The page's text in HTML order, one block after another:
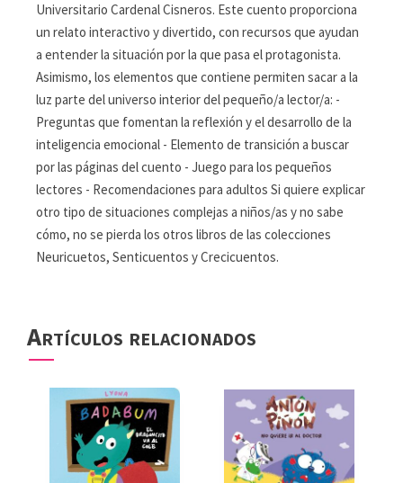
Universitario Cardenal Cisneros. Este cuento proporciona
un relato interactivo y divertido, con recursos que ayudan
a entender la situación por la que pasa el protagonista.
Asimismo, los elementos que contiene permiten sacar a la
luz parte del universo interior del pequeño/a lector/a: -
Preguntas que fomentan la reflexión y el desarrollo de la
inteligencia emocional - Elemento de transición a buscar
por las páginas del cuento - Juego para los pequeños
lectores - Recomendaciones para adultos Si quiere explicar
otro tipo de situaciones complejas a niños/as y no sabe
cómo, no se pierda los otros libros de las colecciones
Neuricuetos, Senticuentos y Crecicuentos.
Artículos relacionados